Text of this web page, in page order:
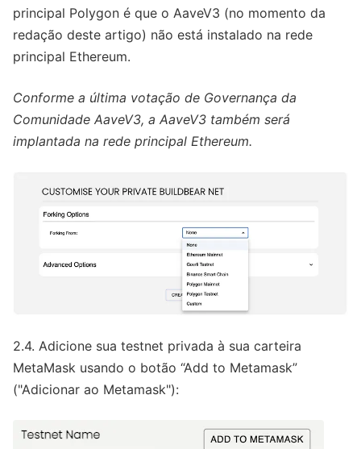
principal Polygon é que o AaveV3 (no momento da
redação deste artigo) não está instalado na rede
principal Ethereum.
Conforme a última votação de Governança da
Comunidade AaveV3, a AaveV3 também será
implantada na rede principal Ethereum.
2.4. Adicione sua testnet privada à sua carteira
MetaMask usando o botão “Add to Metamask”
("Adicionar ao Metamask"):